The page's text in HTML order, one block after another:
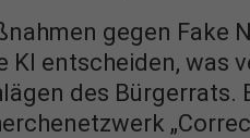
gegen
KI entscheiden, was
des Bürgerrats.